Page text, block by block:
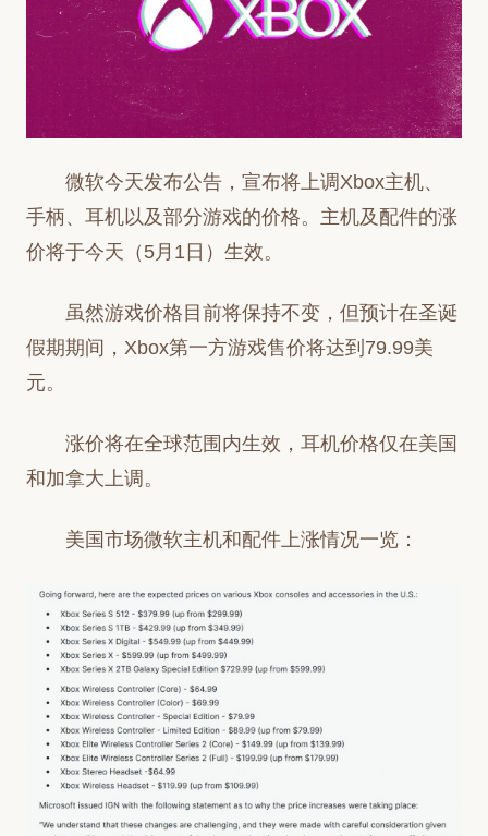
微软今天发布公告，宣布将上调Xbox主机、
手柄、耳机以及部分游戏的价格。主机及配件的涨
价将于今天（5月1日）生效。
虽然游戏价格目前将保持不变，但预计在圣诞
假期期间，Xbox第一方游戏售价将达到79.99美
元。
涨价将在全球范围内生效，耳机价格仅在美国
和加拿大上调。
美国市场微软主机和配件上涨情况一览：